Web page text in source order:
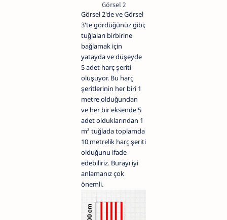
Görsel 2
Görsel 2'de ve Görsel
3'te gördüğünüz gibi;
tuğlaları birbirine
bağlamak için
yatayda ve düşeyde
5 adet harç şeriti
oluşuyor. Bu harç
şeritlerinin her biri 1
metre olduğundan
ve her bir eksende 5
adet olduklarından 1
m² tuğlada toplamda
10 metrelik harç şeriti
olduğunu ifade
edebiliriz. Burayı iyi
anlamanız çok
önemli.